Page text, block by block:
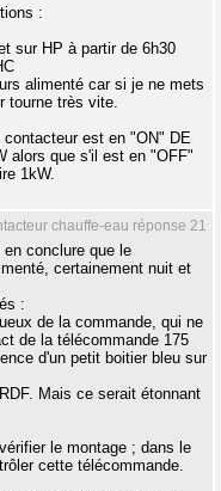
:
sur HP à partir de 6h30
alimenté car si je ne mets
tourne très vite.
est en "ON" DE
alors que s'il est en "OFF"
1kW.
chauffe-eau réponse 21
en conclure que le
certainement nuit et
:
de la commande, qui ne
de la télécommande 175
d'un petit boitier bleu sur
Mais ce serait étonnant
le montage ; dans le
cette télécommande.